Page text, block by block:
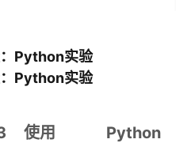
Python实验
Python实验
使用
Python